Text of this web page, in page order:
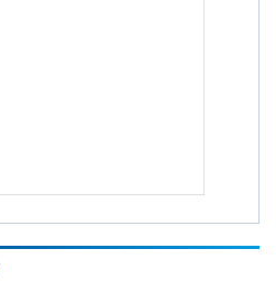
+ PORTEFEUILLE + LISTE